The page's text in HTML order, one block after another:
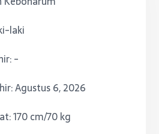
laki
-
Agustus 6, 2026
170 cm/70 kg